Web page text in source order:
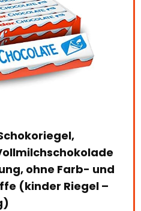
ohne Farb- und
(kinder Riegel –